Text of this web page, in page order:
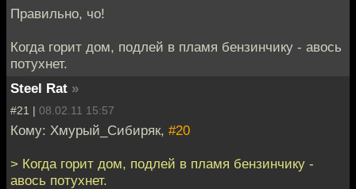
Правильно, чо!
Когда горит дом, подлей в пламя бензинчику - авось
потухнет.
Steel Rat »
#21 | 08.02.11 15:57
Кому: Хмурый_Сибиряк, #20
> Когда горит дом, подлей в пламя бензинчику -
авось потухнет.